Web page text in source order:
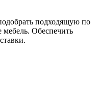
подходящую по
мебель. Обеспечить